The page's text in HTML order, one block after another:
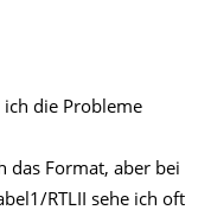
die Probleme
das Format, aber bei
RTLII sehe ich oft